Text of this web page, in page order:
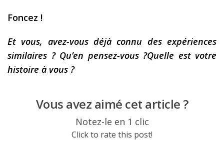
Foncez !
Et vous, avez-vous déjà connu des expériences
similaires ? Qu’en pensez-vous ?Quelle est votre
histoire à vous ?
Vous avez aimé cet article ?
Notez-le en 1 clic
Click to rate this post!